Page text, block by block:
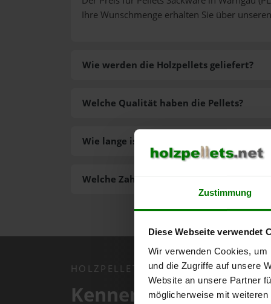
Zustimmung
Diese Webseite verwendet
Wir verwenden Cookies,
und die Zugriffe auf unsere
Website an unsere Partner
möglicherweise mit
Ihre Wunschmenge erhalten Sie über unseren
Wie werden die Holzpellets geliefert?
Welche Zahlungsarten gibt es?
Welche Qualität haben die Pellets?
Wie lange ist die Lieferzeit der Pellets?
HOLZPELLETS.NET APP
Kennen Sie schon